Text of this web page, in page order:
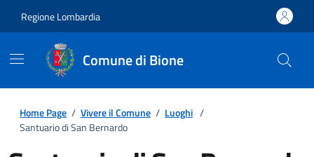
Regione Lombardia
Comune di Bione
Home Page / Vivere il Comune / Luoghi /
Santuario di San Bernardo